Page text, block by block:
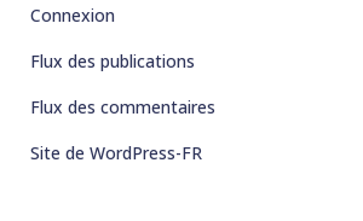
Connexion
Flux des publications
Flux des commentaires
Site de WordPress-FR